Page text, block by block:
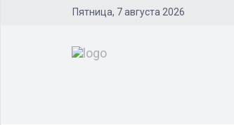
Пятница, 7 августа 2026